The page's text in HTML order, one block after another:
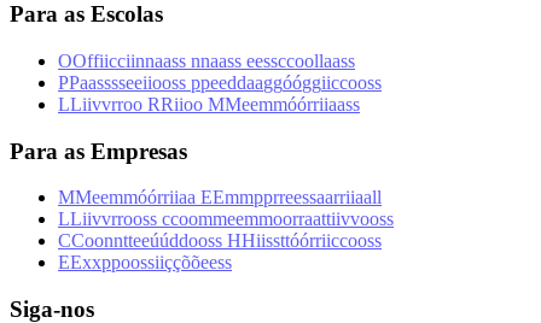
Para as Escolas
OOffiicciinnaass nnaass eessccoollaass
PPaasssseeiiooss ppeeddaaggóóggiiccooss
LLiivvrroo RRiioo MMeemmóórriiaass
Para as Empresas
MMeemmóórriiaa EEmmpprreessaarriiaall
LLiivvrrooss ccoommeemmoorraattiivvooss
CCoonntteeúúddooss HHiissttóórriiccooss
EExxppoossiiççõõeess
Siga-nos